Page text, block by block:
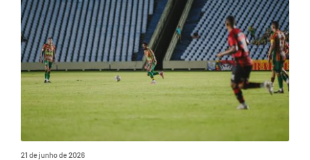
21 de junho de 2026